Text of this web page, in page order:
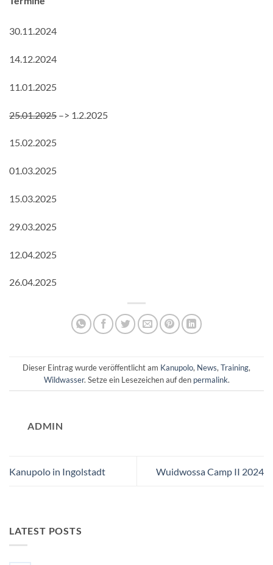
30.11.2024
14.12.2024
11.01.2025
25.01.2025 –> 1.2.2025
15.02.2025
01.03.2025
15.03.2025
29.03.2025
12.04.2025
26.04.2025
Dieser Eintrag wurde veröffentlicht am Kanupolo, News, Training,
Wildwasser. Setze ein Lesezeichen auf den permalink.
ADMIN
Kanupolo in Ingolstadt Wuidwossa Camp II 2024
LATEST POSTS